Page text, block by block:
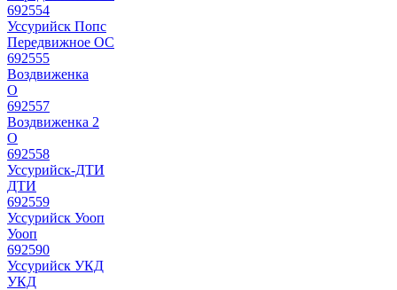
692554
Уссурийск Попс
Передвижное ОС
692555
Воздвиженка
О
692557
Воздвиженка 2
О
692558
Уссурийск-ДТИ
ДТИ
692559
Уссурийск Уооп
Уооп
692590
Уссурийск УКД
УКД